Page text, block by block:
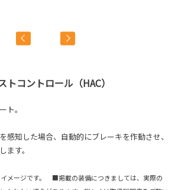
トコントロール（HAC）
ト。
感知した場合、自動的にブレーキを作動させ、
ます。
メージです。 ■掲載の装備につきましては、実際の